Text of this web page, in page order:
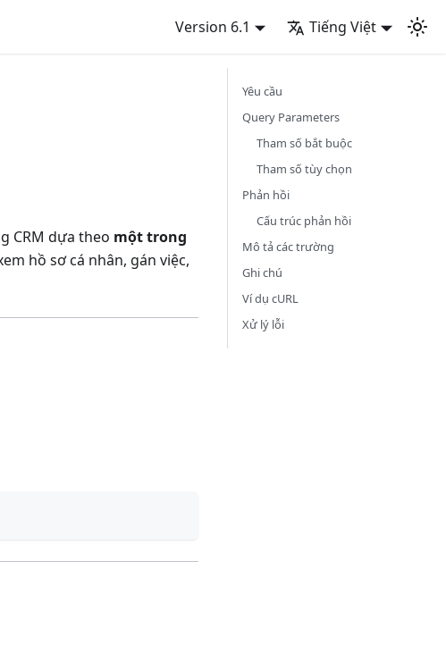
Version 6.1 Tiếng Việt
CRM dựa theo một trong
hồ sơ cá nhân, gán việc,
Yêu cầu
Query Parameters
Tham số bắt buộc
Tham số tùy chọn
Phản hồi
Cấu trúc phản hồi
Mô tả các trường
Ghi chú
Ví dụ cURL
Xử lý lỗi